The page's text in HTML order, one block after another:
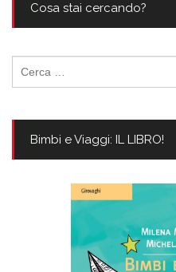
Cosa stai cercando?
per:
Bimbi e Viaggi: IL LIBRO!